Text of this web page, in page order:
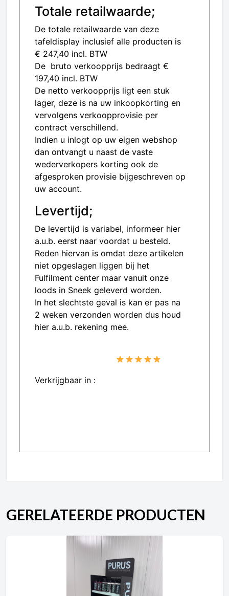
Totale retailwaarde;
De totale retailwaarde van deze
tafeldisplay inclusief alle producten is
€ 247,40 incl. BTW
De bruto verkoopprijs bedraagt €
197,40 incl. BTW
De netto verkoopprijs ligt een stuk
lager, deze is na uw inkoopkorting en
vervolgens verkoopprovisie per
contract verschillend.
Indien u inlogt op uw eigen webshop
dan ontvangt u naast de vaste
wederverkopers korting ook de
afgesproken provisie bijgeschreven op
uw account.
Levertijd;
De levertijd is variabel, informeer hier
a.u.b. eerst naar voordat u besteld.
Reden hiervan is omdat deze artikelen
niet opgeslagen liggen bij het
Fulfilment center maar vanuit onze
loods in Sneek geleverd worden.
In het slechtste geval is kan er pas na
2 weken verzonden worden dus houd
hier a.u.b. rekening mee.
Verkrijgbaar in :
GERELATEERDE PRODUCTEN